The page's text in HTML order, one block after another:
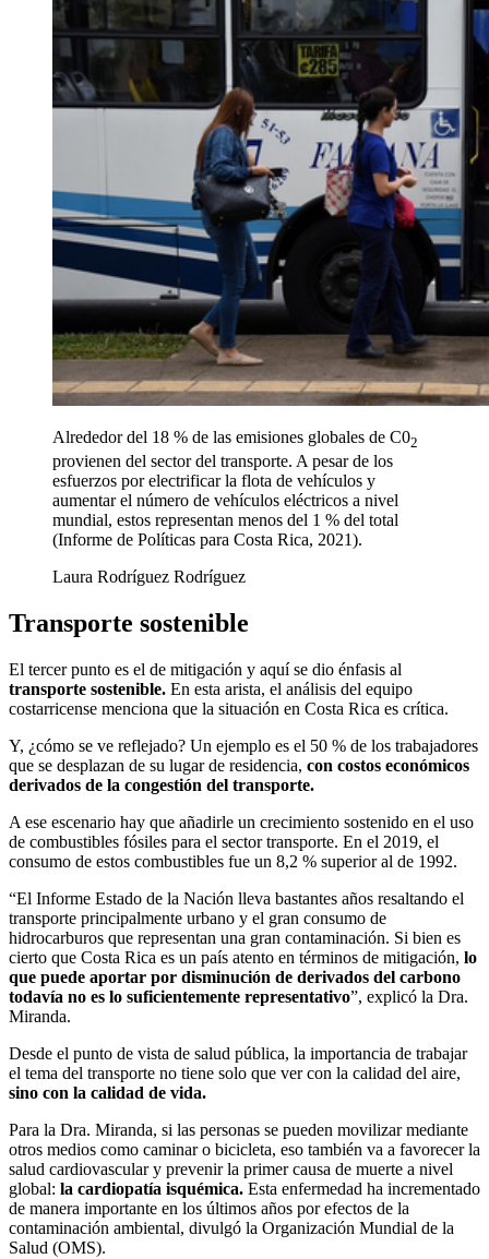
Alrededor del 18 % de las emisiones globales de C02
provienen del sector del transporte. A pesar de los
esfuerzos por electrificar la flota de vehículos y
aumentar el número de vehículos eléctricos a nivel
mundial, estos representan menos del 1 % del total
(Informe de Políticas para Costa Rica, 2021).
Laura Rodríguez Rodríguez
Transporte sostenible
El tercer punto es el de mitigación y aquí se dio énfasis al
transporte sostenible. En esta arista, el análisis del equipo
costarricense menciona que la situación en Costa Rica es crítica.
Y, ¿cómo se ve reflejado? Un ejemplo es el 50 % de los trabajadores
que se desplazan de su lugar de residencia, con costos económicos
derivados de la congestión del transporte.
A ese escenario hay que añadirle un crecimiento sostenido en el uso
de combustibles fósiles para el sector transporte. En el 2019, el
consumo de estos combustibles fue un 8,2 % superior al de 1992.
“El Informe Estado de la Nación lleva bastantes años resaltando el
transporte principalmente urbano y el gran consumo de
hidrocarburos que representan una gran contaminación. Si bien es
cierto que Costa Rica es un país atento en términos de mitigación, lo
que puede aportar por disminución de derivados del carbono
todavía no es lo suficientemente representativo”, explicó la Dra.
Miranda.
Desde el punto de vista de salud pública, la importancia de trabajar
el tema del transporte no tiene solo que ver con la calidad del aire,
sino con la calidad de vida.
Para la Dra. Miranda, si las personas se pueden movilizar mediante
otros medios como caminar o bicicleta, eso también va a favorecer la
salud cardiovascular y prevenir la primer causa de muerte a nivel
global: la cardiopatía isquémica. Esta enfermedad ha incrementado
de manera importante en los últimos años por efectos de la
contaminación ambiental, divulgó la Organización Mundial de la
Salud (OMS).